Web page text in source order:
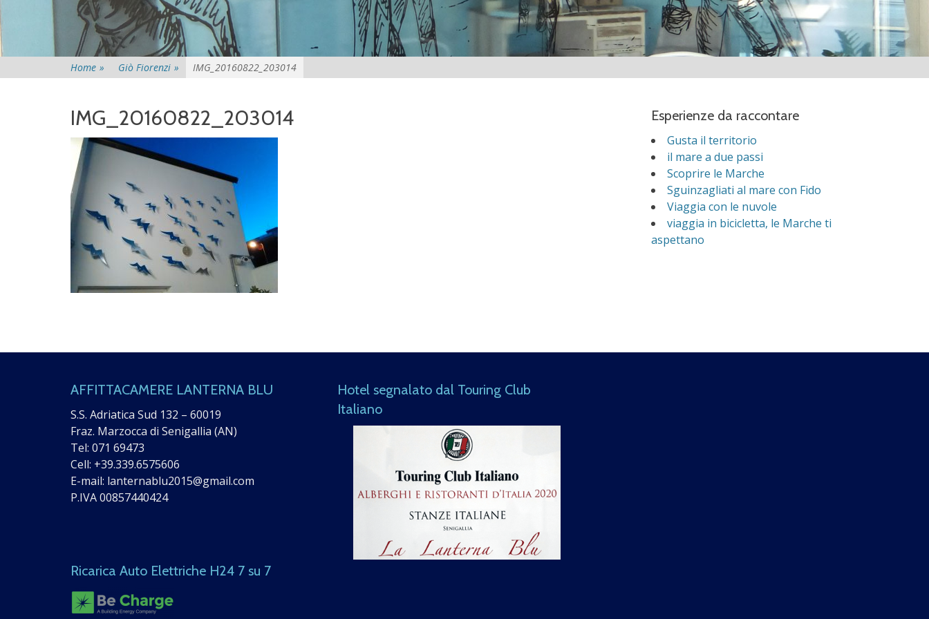
Home » Giò Fiorenzi » IMG_20160822_203014
IMG_20160822_203014 Esperienze da raccontare
Gusta il territorio
il mare a due passi
Scoprire le Marche
Sguinzagliati al mare con Fido
Viaggia con le nuvole
viaggia in bicicletta, le Marche ti
aspettano
AFFITTACAMERE LANTERNA BLU
S.S. Adriatica Sud 132 – 60019
Fraz. Marzocca di Senigallia (AN)
Tel: 071 69473
Cell: +39.339.6575606
E-mail: lanternablu2015@gmail.com
P.IVA 00857440424
Ricarica Auto Elettriche H24 7 su 7
Hotel segnalato dal Touring Club
Italiano